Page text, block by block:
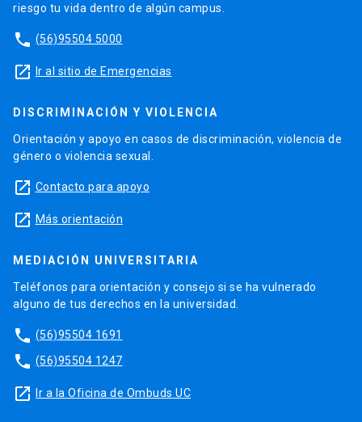
riesgo tu vida dentro de algún campus.
phone (56)95504 5000
launch Ir al sitio de Emergencias
DISCRIMINACIÓN Y VIOLENCIA
Orientación y apoyo en casos de discriminación, violencia de
género o violencia sexual.
launch Contacto para apoyo
launch Más orientación
MEDIACIÓN UNIVERSITARIA
Teléfonos para orientación y consejo si se ha vulnerado
alguno de tus derechos en la universidad.
phone (56)95504 1691
phone (56)95504 1247
launch Ir a la Oficina de Ombuds UC